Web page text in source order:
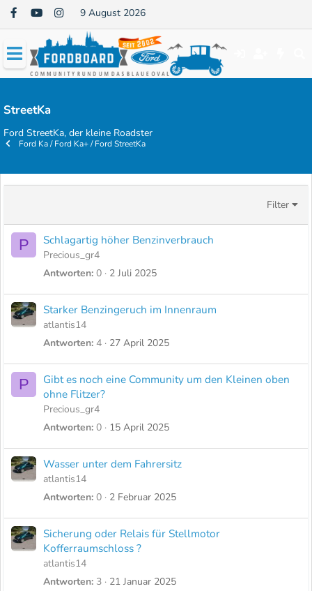
9 August 2026
StreetKa
Ford StreetKa, der kleine Roadster
Ford Ka / Ford Ka+ / Ford StreetKa
Filter
P Schlagartig höher Benzinverbrauch
Precious_gr4
Antworten 0 2 Juli 2025
Starker Benzingeruch im Innenraum
atlantis14
Antworten 4 27 April 2025
P
Gibt es noch eine Community um den Kleinen oben
ohne Flitzer?
Precious_gr4
Antworten 0 15 April 2025
Wasser unter dem Fahrersitz
atlantis14
Antworten 0 2 Februar 2025
Sicherung oder Relais für Stellmotor
Kofferraumschloss ?
atlantis14
Antworten 3 21 Januar 2025